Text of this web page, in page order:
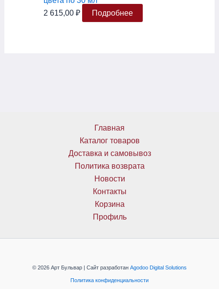
2 615,00 ₽ Подробнее
Главная
Каталог товаров
Доставка и самовывоз
Политика возврата
Новости
Контакты
Корзина
Профиль
© 2026 Арт Бульвар | Сайт разработан Agodoo Digital Solutions
Политика конфиденциальности